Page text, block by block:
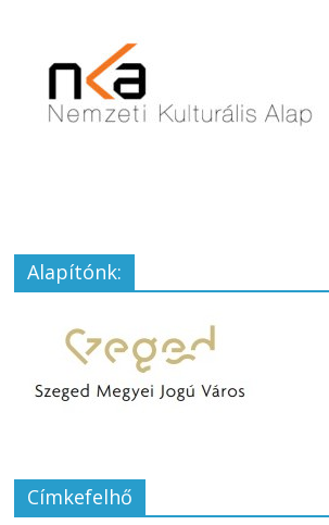
Alapítónk:
Címkefelhő